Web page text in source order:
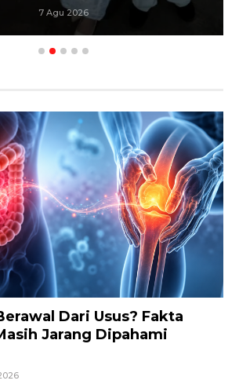
7 Agu 2026
Dari Usus? Fakta
Jarang Dipahami